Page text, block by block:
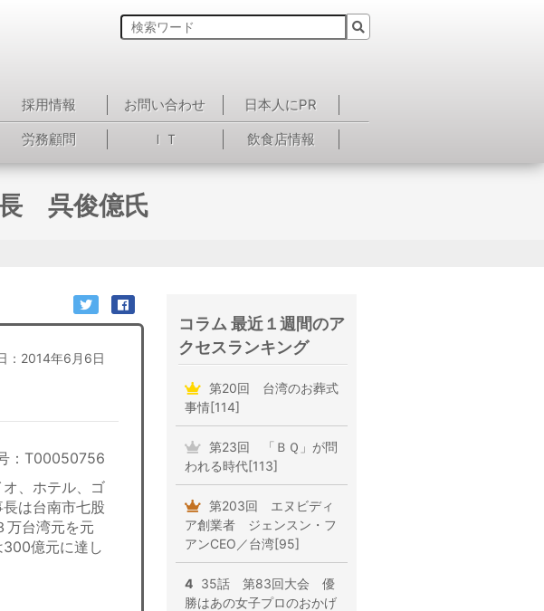
採用情報 お問い合わせ
日本人にPR
労務顧問 ＩＴ 飲食店情報
呉俊億氏
：2014年6月6日
：T00050756
、ホテル、ゴ
は台南市七股
万台湾元を元
億元に達し
コラム 最近１週間のア
クセスランキング
第20回 台湾のお葬式
事情[114]
第23回 「ＢＱ」が問
われる時代[113]
第203回 エヌビディ
ア創業者 ジェンスン・フ
アンCEO／台湾[95]
4 35話 第83回大会 優
勝はあの女子プロのおかげ